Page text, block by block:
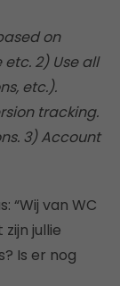
on
2) Use all
etc.).
tracking.
3) Account
“Wij van WC
jullie
Is er nog